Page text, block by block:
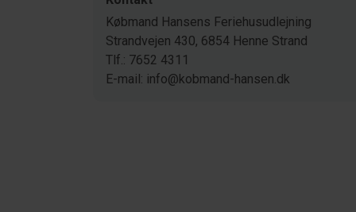
Købmand Hansens Feriehusudlejning
Strandvejen 430, 6854 Henne Strand
Tlf.: 7652 4311
E-mail: info@kobmand-hansen.dk